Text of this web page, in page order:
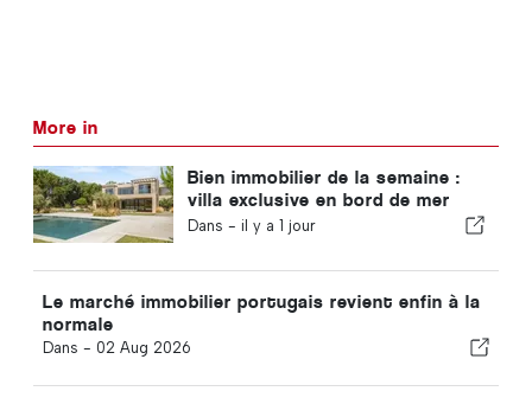
More in
Bien immobilier de la semaine :
villa exclusive en bord de mer
offrant une vue panoramique sur
l'Arrábida
Dans - il y a 1 jour
Le marché immobilier portugais revient enfin à la
normale
Dans - 02 Aug 2026